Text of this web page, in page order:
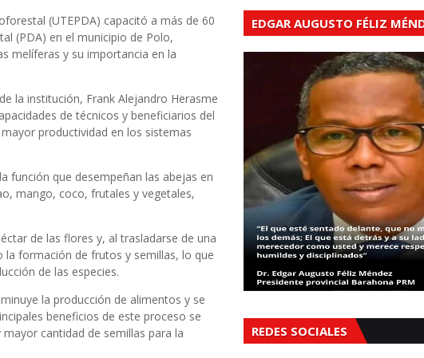
(UTEPDA) capacitó a más de 60
(PDA) en el municipio de Polo,
melíferas y su importancia en la
la institución, Frank Alejandro Herasme
de técnicos y beneficiarios del
productividad en los sistemas
función que desempeñan las abejas en
mango, coco, frutales y vegetales,
de las flores y, al trasladarse de una
formación de frutos y semillas, lo que
de las especies.
la producción de alimentos y se
beneficios de este proceso se
cantidad de semillas para la
EDGAR AUGUSTO FÉLIZ
REDES SOCIALES